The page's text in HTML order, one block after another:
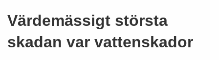
Värdemässigt största
skadan var vattenskador